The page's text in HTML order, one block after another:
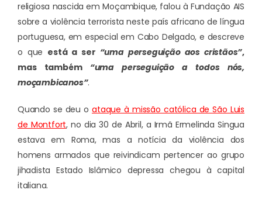
religiosa nascida em Moçambique, falou à Fundação AIS
sobre a violência terrorista neste país africano de língua
portuguesa, em especial em Cabo Delgado, e descreve
o que está a ser “uma perseguição aos cristãos”,
mas também “uma perseguição a todos nós,
moçambicanos”.
Quando se deu oataque à missão católica de São Luis
de Montfort, no dia 30 de Abril, a Irmã Ermelinda Singua
estava em Roma, mas a notícia da violência dos
homens armados que reivindicam pertencer ao grupo
jihadista Estado Islâmico depressa chegou à capital
italiana.